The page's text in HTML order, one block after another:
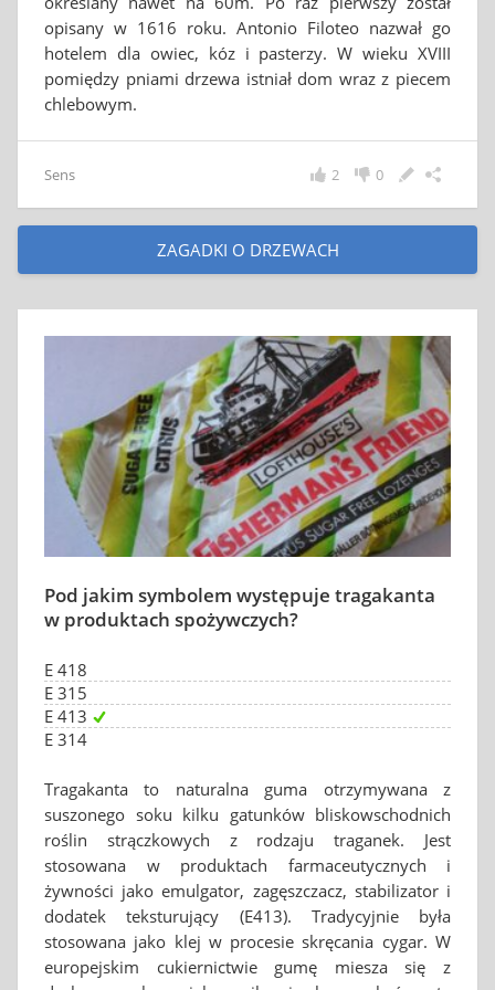
opisany w 1616 roku. Antonio Filoteo nazwał go
hotelem dla owiec, kóz i pasterzy. W wieku XVIII
pomiędzy pniami drzewa istniał dom wraz z piecem
chlebowym.
Sens 0
2
ZAGADKI O DRZEWACH
Pod jakim symbolem występuje tragakanta
w produktach spożywczych?
E 418
E 315
E 413
E 314
Tragakanta to naturalna guma otrzymywana z
suszonego soku kilku gatunków bliskowschodnich
roślin strączkowych z rodzaju traganek. Jest
stosowana w produktach farmaceutycznych i
żywności jako emulgator, zagęszczacz, stabilizator i
dodatek teksturujący (E413). Tradycyjnie była
stosowana jako klej w procesie skręcania cygar. W
europejskim cukiernictwie gumę miesza się z